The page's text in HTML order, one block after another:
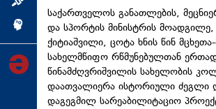
ინქვიზიცია
საქართველოს განათლების,
და სპორტის მინისტრის
ქიტიაშვილი, ცოტა ხნის წინ
სახელმწიფო რწმუნებულთან
წინამძღვრიშვილის სახელობის
დაათვალიერა ისტორიული ძეგლი
დაგეგმილ სარეაბილიტაციო